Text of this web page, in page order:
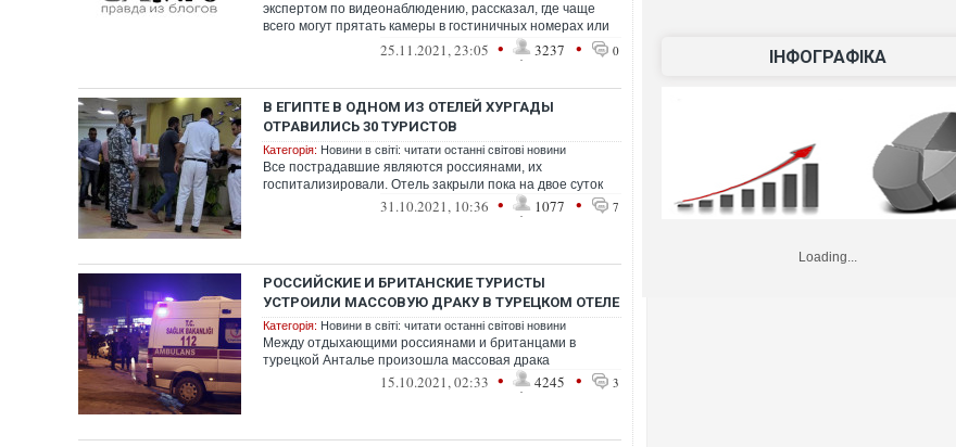
экспертом по видеонаблюдению, рассказал, где чаще
всего могут прятать камеры в гостиничных номерах или
25.11.2021, 23:05 • 3237 • 0
В ЕГИПТЕ В ОДНОМ ИЗ ОТЕЛЕЙ ХУРГАДЫ
ОТРАВИЛИСЬ 30 ТУРИСТОВ
Категорія: Новини в світі: читати останні світові новини
Все пострадавшие являются россиянами, их
госпитализировали. Отель закрыли пока на двое суток
31.10.2021, 10:36 • 1077 • 7
РОССИЙСКИЕ И БРИТАНСКИЕ ТУРИСТЫ
УСТРОИЛИ МАССОВУЮ ДРАКУ В ТУРЕЦКОМ ОТЕЛЕ
Категорія: Новини в світі: читати останні світові новини
Между отдыхающими россиянами и британцами в
турецкой Анталье произошла массовая драка
15.10.2021, 02:33 • 4245 • 3
ІНФОГРАФІКА
Loading...